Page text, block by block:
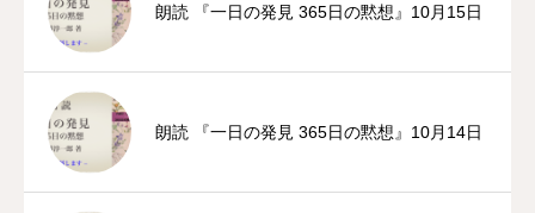
朗読 『一日の発見 365日の黙想』10月15日
朗読 『一日の発見 365日の黙想』10月14日